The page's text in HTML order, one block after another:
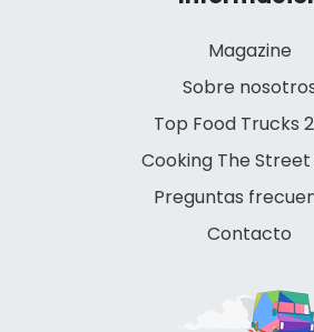
Magazine
Sobre
Top Food Trucks
Cooking The Street
Preguntas
Contacto